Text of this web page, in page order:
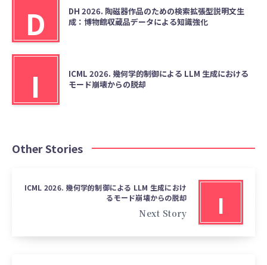
D
DH 2026. 陶磁器作品のための検索拡張型説明文生
成：博物館収蔵品データによる知識強化
I
ICML 2026. 幾何学的制御による LLM 生成における
モード崩壊からの脱却
Other Stories
I
ICML 2026. 幾何学的制御による LLM 生成におけ
るモード崩壊からの脱却
Next Story